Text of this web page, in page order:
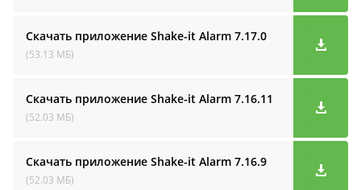
Скачать приложение Shake-it Alarm 7.17.0
(53.13 МБ)
Скачать приложение Shake-it Alarm 7.16.11
(52.03 МБ)
Скачать приложение Shake-it Alarm 7.16.9
(52.03 МБ)